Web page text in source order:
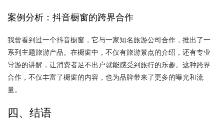
案例分析：抖音橱窗的跨界合作
我曾看到过一个抖音橱窗，它与一家知名旅游公司合作，推出了一
系列主题旅游产品。在橱窗中，不仅有旅游景点的介绍，还有专业
导游的讲解，让消费者足不出户就能感受到旅行的乐趣。这种跨界
合作，不仅丰富了橱窗的内容，也为品牌带来了更多的曝光和流
量。
四、结语